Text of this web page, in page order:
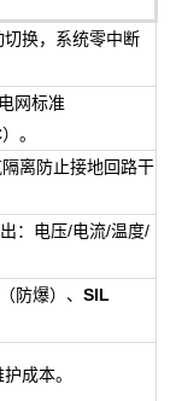
换，系统零中断
网标准
。
离防止接地回路干
：电压/电流/温度/
（防爆）、 SIL
成本。